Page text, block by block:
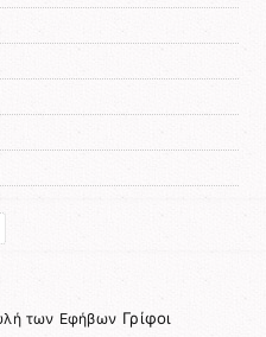
των Εφήβων Γρίφοι